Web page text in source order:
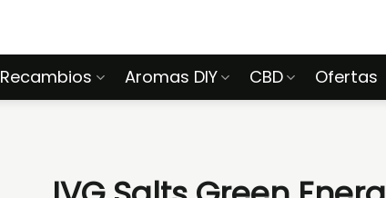
Recambios Aromas DIY CBD Ofertas